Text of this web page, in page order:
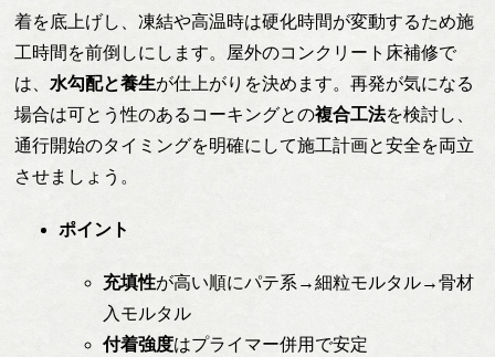
着を底上げし、凍結や高温時は硬化時間が変動するため施
工時間を前倒しにします。屋外のコンクリート床補修で
は、 水勾配と養生が仕上がりを決めます。再発が気になる
場合は可とう性のあるコーキングとの複合工法を検討し、
通行開始のタイミングを明確にして施工計画と安全を両立
させましょう。
ポイント
充填性が高い順にパテ系→細粒モルタル→骨材
入モルタル
付着強度はプライマー併用で安定